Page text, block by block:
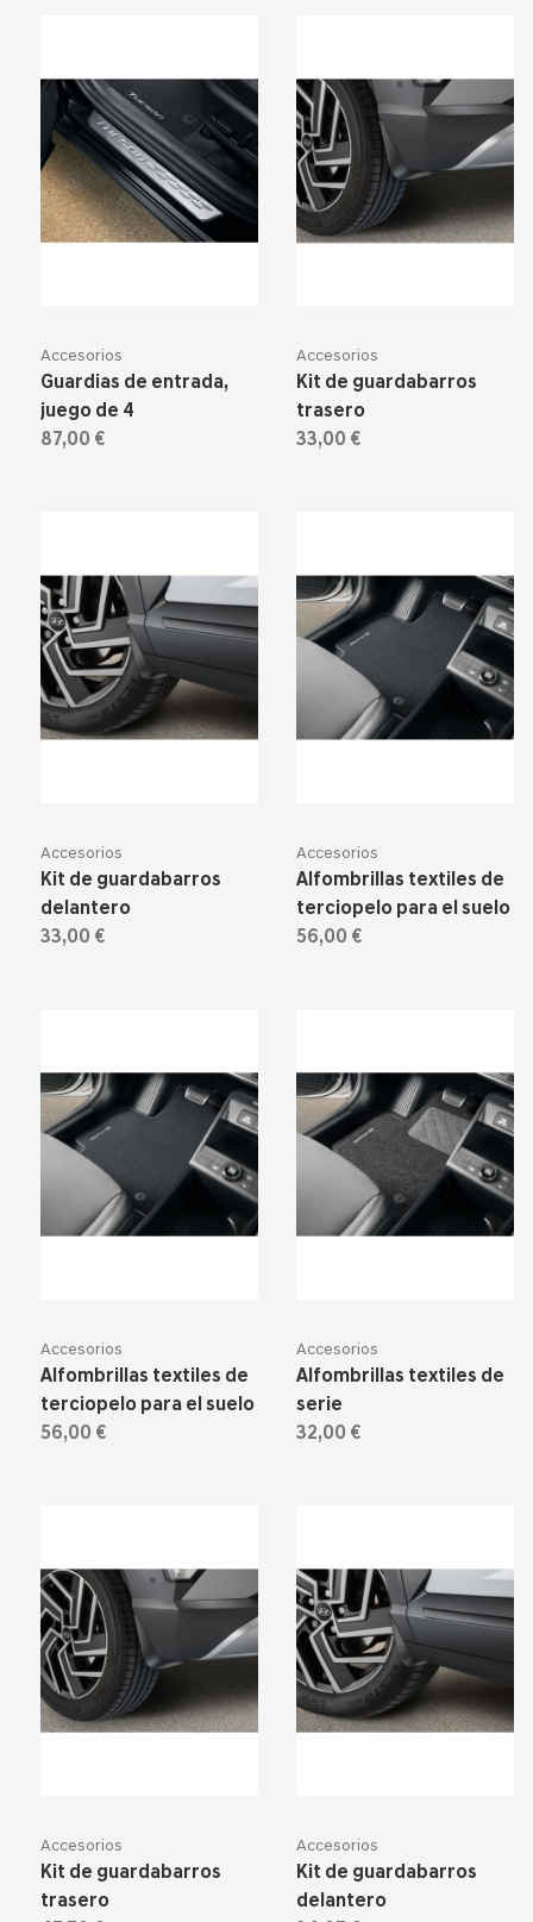
Accesorios
Guardias de entrada,
juego de 4
87,00 €
Accesorios
Kit de guardabarros
trasero
33,00 €
Accesorios
Kit de guardabarros
delantero
33,00 €
Accesorios
Alfombrillas textiles de
terciopelo para el suelo
56,00 €
Accesorios
Alfombrillas textiles de
terciopelo para el suelo
56,00 €
Accesorios
Alfombrillas textiles de
serie
32,00 €
Accesorios
Kit de guardabarros
trasero
Accesorios
Kit de guardabarros
delantero